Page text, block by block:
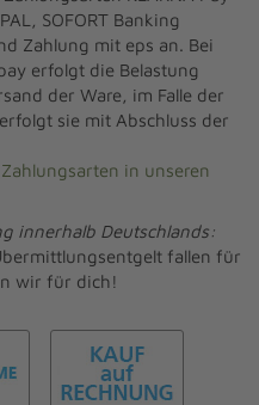
SOFORT Banking
Zahlung mit eps an. Bei
erfolgt die Belastung
der Ware, im Falle der
sie mit Abschluss der
in unseren
innerhalb Deutschlands:
fallen für
wir für dich!